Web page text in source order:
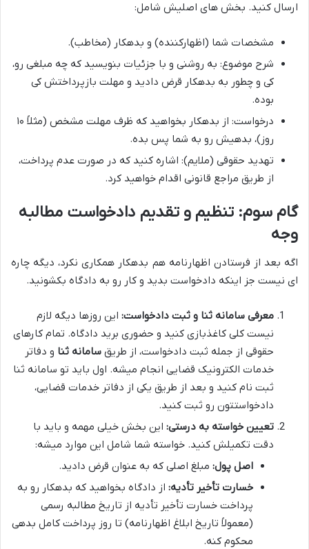
ارسال کنید. بخش های اصلیش شامل:
مشخصات شما (اظهارکننده) و بدهکار (مخاطب).
شرح موضوع: به روشنی و با جزئیات بنویسید که چه مبلغی رو،
کی و چطور به بدهکار قرض دادید و مهلت بازپرداختش کی
بوده.
درخواست: از بدهکار بخواهید که ظرف مهلت مشخص (مثلاً ۱۰
روز)، بدهیش رو به شما پس بده.
تهدید حقوقی (ملایم): اشاره کنید که در صورت عدم پرداخت،
از طریق مراجع قانونی اقدام خواهید کرد.
گام سوم: تنظیم و تقدیم دادخواست مطالبه
وجه
اگه بعد از فرستادن اظهارنامه هم بدهکار همکاری نکرد، دیگه چاره
ای نیست جز اینکه دادخواست بدید و کار رو به دادگاه بکشونید.
معرفی سامانه ثنا و ثبت دادخواست: این روزها دیگه لازم
نیست کلی کاغذبازی کنید و حضوری برید دادگاه. تمام کارهای
حقوقی از جمله ثبت دادخواست، از طریق سامانه ثنا و دفاتر
خدمات الکترونیک قضایی انجام میشه. اول باید تو سامانه ثنا
ثبت نام کنید و بعد از طریق یکی از دفاتر خدمات قضایی،
دادخواستتون رو ثبت کنید.
تعیین خواسته به درستی: این بخش خیلی مهمه و باید با
دقت تکمیلش کنید. خواسته شما شامل این موارد میشه:
اصل پول: مبلغ اصلی که به عنوان قرض دادید.
خسارت تأخیر تأدیه: از دادگاه بخواهید که بدهکار رو به
پرداخت خسارت تأخیر تأدیه از تاریخ مطالبه رسمی
(معمولاً تاریخ ابلاغ اظهارنامه) تا روز پرداخت کامل بدهی
محکوم کنه.